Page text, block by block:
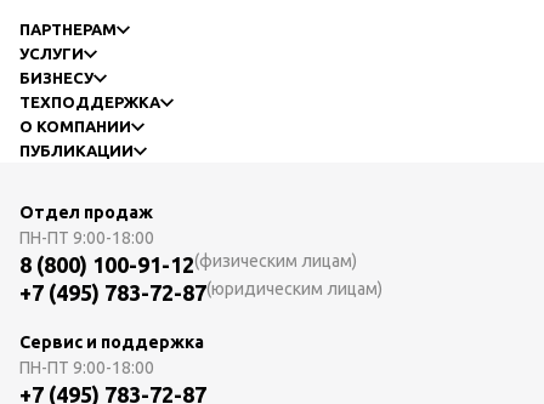
ПАРТНЕРАМ
УСЛУГИ
БИЗНЕСУ
ТЕХПОДДЕРЖКА
О КОМПАНИИ
ПУБЛИКАЦИИ
Отдел продаж
ПН-ПТ 9:00-18:00
8 (800) 100-91-12(физическим лицам)
+7 (495) 783-72-87(юридическим лицам)
Сервис и поддержка
ПН-ПТ 9:00-18:00
+7 (495) 783-72-87